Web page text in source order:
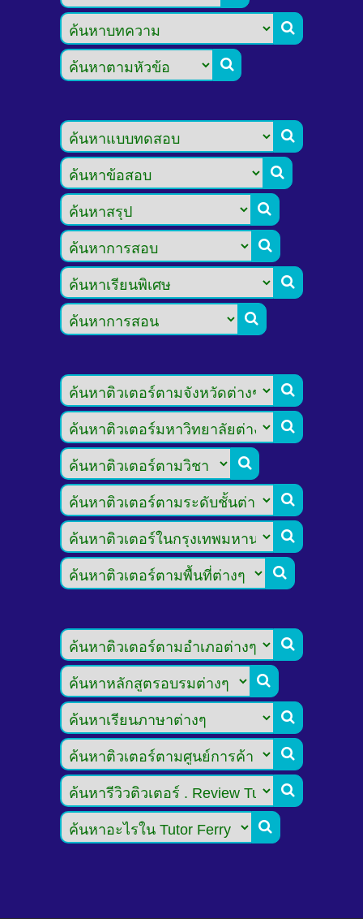



















